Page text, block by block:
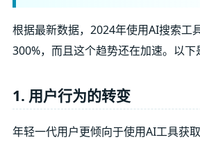
根据最新数据，2024年使用AI搜索工
300%，而且这个趋势还在加速。以下
1. 用户行为的转变
年轻一代用户更倾向于使用AI工具获